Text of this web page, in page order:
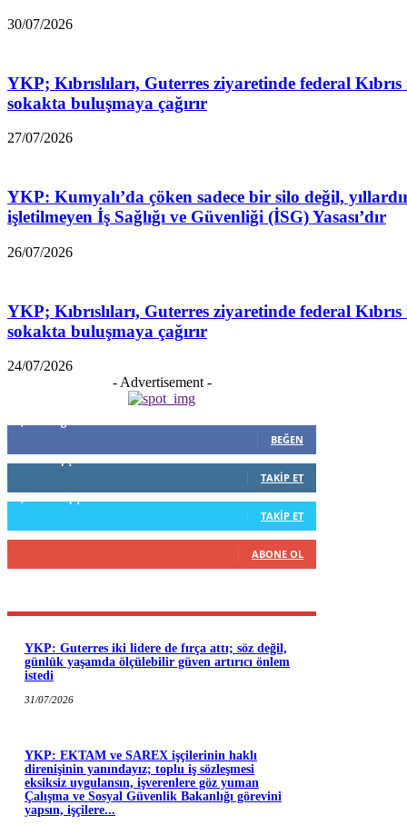
30/07/2026
YKP; Kıbrıslıları, Guterres ziyaretinde federal
sokakta buluşmaya çağırır
27/07/2026
YKP: Kumyalı’da çöken sadece bir silo değil,
işletilmeyen İş Sağlığı ve Güvenliği (İSG) Yasası’dır
26/07/2026
YKP; Kıbrıslıları, Guterres ziyaretinde federal
sokakta buluşmaya çağırır
24/07/2026
- Advertisement -
BEĞEN
TAKIP ET
TAKIP ET
ABONE OL
YKP: Guterres iki lidere de fırça attı; söz değil,
günlük yaşamda ölçülebilir güven artırıcı önlem
istedi
31/07/2026
YKP: EKTAM ve SAREX işçilerinin haklı
direnişinin yanındayız; toplu iş sözleşmesi
eksiksiz uygulansın, işverenlere göz yuman
Çalışma ve Sosyal Güvenlik Bakanlığı görevini
yapsın, işçilere...